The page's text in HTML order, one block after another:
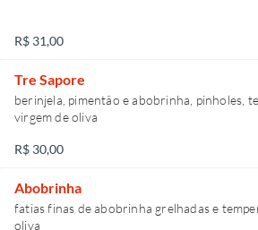
R$ 31,00
Tre Sapore
berinjela, pimentão e abobrinha, pinholes,
virgem de oliva
R$ 30,00
Abobrinha
fatias finas de abobrinha grelhadas e